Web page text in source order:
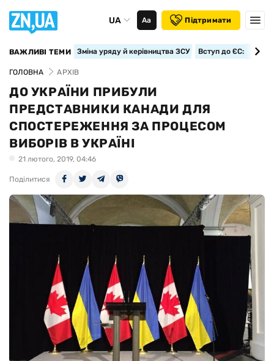
UA Аа Підтримати
ВАЖЛИВІ ТЕМИ Зміна уряду й керівництва ЗСУ Вступ до ЄС:
ГОЛОВНА АРХІВ
ДО УКРАЇНИ ПРИБУЛИ
ПРЕДСТАВНИКИ КАНАДИ ДЛЯ
СПОСТЕРЕЖЕННЯ ЗА ПРОЦЕСОМ
ВИБОРІВ В УКРАЇНІ
21 лютого, 2019, 04:46
Поділитися